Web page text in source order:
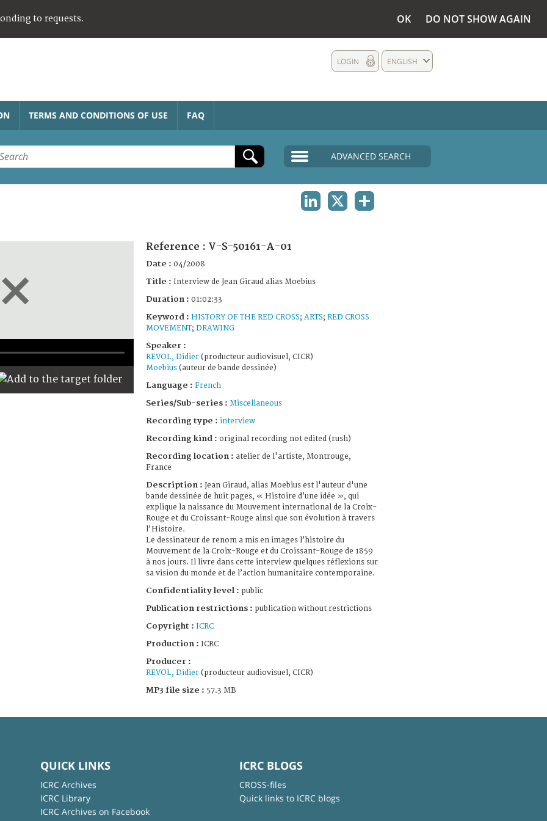
to requests. OK DO NOT SHOW AGAIN
ENGLISH
LOGIN
TERMS AND CONDITIONS OF USE FAQ
ADVANCED SEARCH
Reference : V-S-50161-A-01
Date : 04/2008
Title : Interview de Jean Giraud alias Moebius
Duration : 01:02:33
Keyword : HISTORY OF THE RED CROSS; ARTS; RED CROSS
MOVEMENT; DRAWING
Speaker :
REVOL, Didier (producteur audiovisuel, CICR)
Moebius (auteur de bande dessinée)
Language : French
Series/Sub-series : Miscellaneous
Recording type : interview
Recording kind : original recording not edited (rush)
Recording location : atelier de l'artiste, Montrouge,
France
Description : Jean Giraud, alias Moebius est l'auteur d'une
bande dessinée de huit pages, « Histoire d’une idée », qui
explique la naissance du Mouvement international de la Croix-
Rouge et du Croissant-Rouge ainsi que son évolution à travers
l'Histoire.
Le dessinateur de renom a mis en images l’histoire du
Mouvement de la Croix-Rouge et du Croissant-Rouge de 1859
à nos jours. Il livre dans cette interview quelques réflexions sur
sa vision du monde et de l’action humanitaire contemporaine.
Confidentiality level : public
Publication restrictions : publication without restrictions
Copyright : ICRC
Production : ICRC
Producer :
REVOL, Didier (producteur audiovisuel, CICR)
MP3 file size : 57.3 MB
QUICK LINKS
ICRC Archives
ICRC Library
ICRC Archives on Facebook
ICRC BLOGS
CROSS-files
Quick links to ICRC blogs